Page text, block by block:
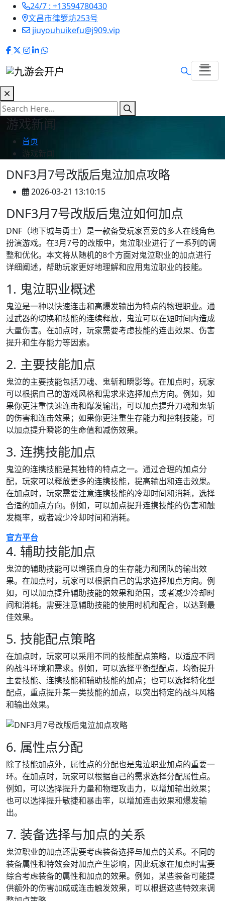
24/7 : +13594780430
文昌市律箩坊253号
jiuyouhuikefu@j909.vip
游戏新闻
首页
游戏新闻
DNF3月7号改版后鬼泣加点攻略
2026-03-21 13:10:15
DNF3月7号改版后鬼泣如何加点
DNF（地下城与勇士）是一款备受玩家喜爱的多人在线角色
扮演游戏。在3月7号的改版中，鬼泣职业进行了一系列的调
整和优化。本文将从随机的8个方面对鬼泣职业的加点进行
详细阐述，帮助玩家更好地理解和应用鬼泣职业的技能。
1. 鬼泣职业概述
鬼泣是一种以快速连击和高爆发输出为特点的物理职业。通
过武器的切换和技能的连续释放，鬼泣可以在短时间内造成
大量伤害。在加点时，玩家需要考虑技能的连击效果、伤害
提升和生存能力等因素。
2. 主要技能加点
鬼泣的主要技能包括刀魂、鬼斩和瞬影等。在加点时，玩家
可以根据自己的游戏风格和需求来选择加点方向。例如，如
果你更注重快速连击和爆发输出，可以加点提升刀魂和鬼斩
的伤害和连击效果；如果你更注重生存能力和控制技能，可
以加点提升瞬影的生命值和减伤效果。
3. 连携技能加点
鬼泣的连携技能是其独特的特点之一。通过合理的加点分
配，玩家可以释放更多的连携技能，提高输出和连击效果。
在加点时，玩家需要注意连携技能的冷却时间和消耗，选择
合适的加点方向。例如，可以加点提升连携技能的伤害和触
发概率，或者减少冷却时间和消耗。
官方平台
4. 辅助技能加点
鬼泣的辅助技能可以增强自身的生存能力和团队的输出效
果。在加点时，玩家可以根据自己的需求选择加点方向。例
如，可以加点提升辅助技能的效果和范围，或者减少冷却时
间和消耗。需要注意辅助技能的使用时机和配合，以达到最
佳效果。
5. 技能配点策略
在加点时，玩家可以采用不同的技能配点策略，以适应不同
的战斗环境和需求。例如，可以选择平衡型配点，均衡提升
主要技能、连携技能和辅助技能的加点；也可以选择特化型
配点，重点提升某一类技能的加点，以突出特定的战斗风格
和输出效果。
6. 属性点分配
除了技能加点外，属性点的分配也是鬼泣职业加点的重要一
环。在加点时，玩家可以根据自己的需求选择分配属性点。
例如，可以选择提升力量和物理攻击力，以增加输出效果；
也可以选择提升敏捷和暴击率，以增加连击效果和爆发输
出。
7. 装备选择与加点的关系
鬼泣职业的加点还需要考虑装备选择与加点的关系。不同的
装备属性和特效会对加点产生影响，因此玩家在加点时需要
综合考虑装备的属性和加点的效果。例如，某些装备可能提
供额外的伤害加成或连击触发效果，可以根据这些特效来调